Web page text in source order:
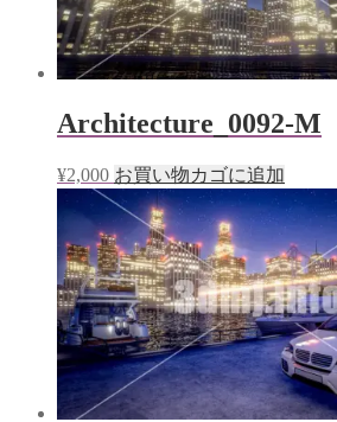
Architecture_0092-M
¥2,000 お買い物カゴに追加